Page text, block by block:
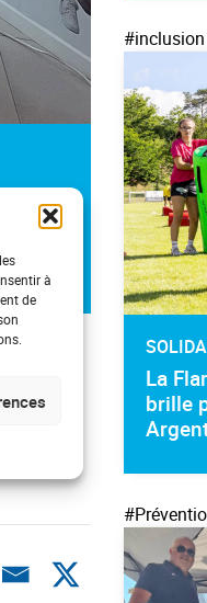
à
de
à
Un
#inclusion
La
brille